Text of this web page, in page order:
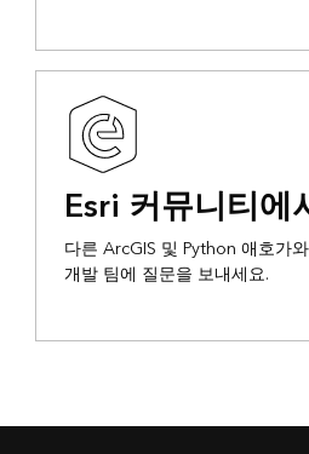
Esri 커뮤니티에
다른 ArcGIS 및 Python 애호가
개발 팀에 질문을 보내세요.